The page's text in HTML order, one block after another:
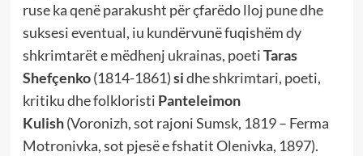
ruse ka qenë parakusht për çfarëdo lloj pune dhe
suksesi eventual, iu kundërvunë fuqishëm dy
shkrimtarët e mëdhenj ukrainas, poetiTaras
Shefçenko(1814-1861)sidhe shkrimtari, poeti,
kritiku dhe folkloristi Panteleimon
Kulish(Voronizh, sot rajoni Sumsk, 1819 – Ferma
Motronivka, sot pjesë e fshatit Olenivka, 1897).